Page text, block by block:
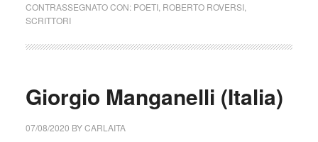
CONTRASSEGNATO CON: POETI, ROBERTO ROVERSI,
SCRITTORI
Giorgio Manganelli (Italia)
07/08/2020 BYCARLAITA